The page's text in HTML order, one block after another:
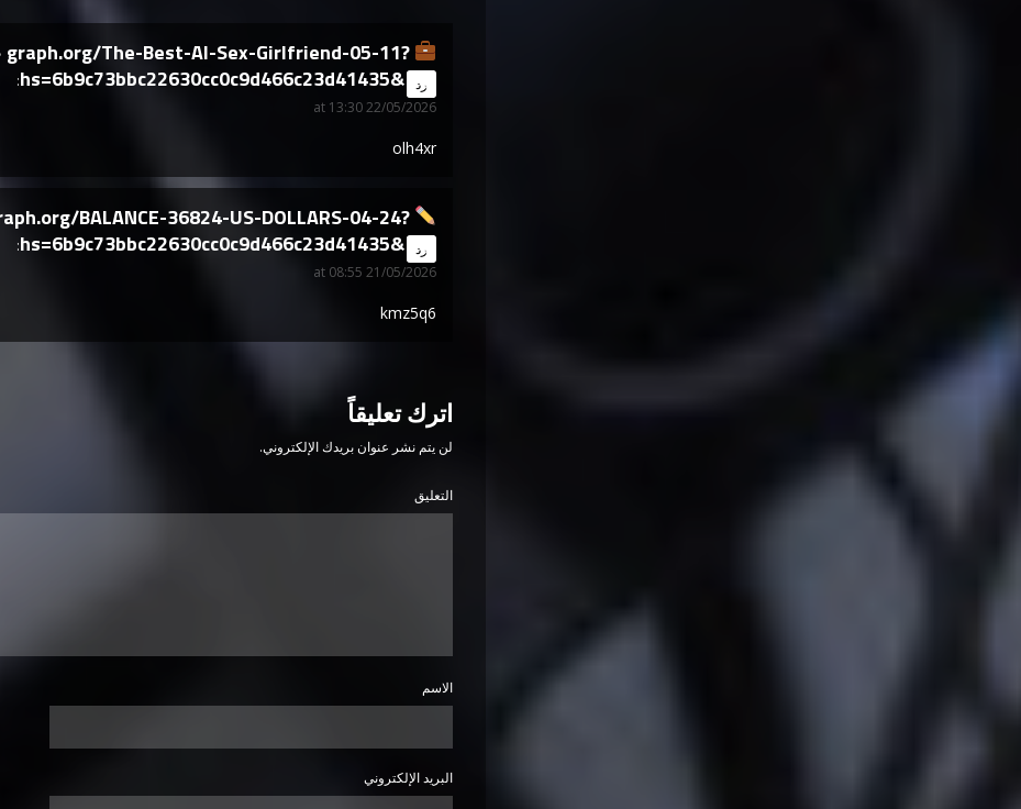
graph.org/The-Best-AI-Sex-Girlfriend-05-11?
hs=6b9c73bbc22630cc0c9d466c23d41435&
says:
22/05/2026 at 13:30
رد
olh4xr
BALANCE-36824-US-DOLLARS-04-24?
hs=6b9c73bbc22630cc0c9d466c23d41435&
says:
21/05/2026 at 08:55
رد
kmz5q6
اترك تعليقاً
لن يتم نشر عنوان بريدك الإلكتروني.
التعليق
الاسم
البريد الإلكتروني